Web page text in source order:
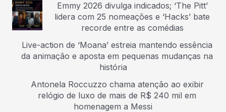
Emmy 2026 divulga indicados; ‘The Pitt’
lidera com 25 nomeações e ‘Hacks’ bate
recorde entre as comédias
Live-action de ‘Moana’ estreia mantendo essência
da animação e aposta em pequenas mudanças na
história
Antonela Roccuzzo chama atenção ao exibir
relógio de luxo de mais de R$ 240 mil em
homenagem a Messi